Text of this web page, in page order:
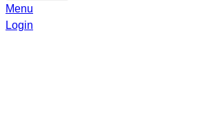
Menu
Login